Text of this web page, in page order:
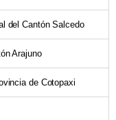
del Cantón Salcedo
Arajuno
de Cotopaxi